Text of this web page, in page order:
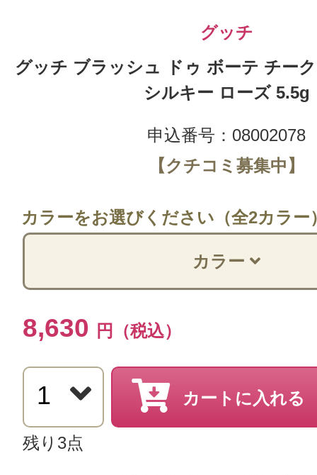
グッチ
グッチ ブラッシュ ドゥ ボーテ チー
シルキー ローズ 5.5g
申込番号：08002078
【クチコミ募集中】
カラーをお選びください（全2カラー
カラー
8,630 円（税込）
カートに入れる
残り3点